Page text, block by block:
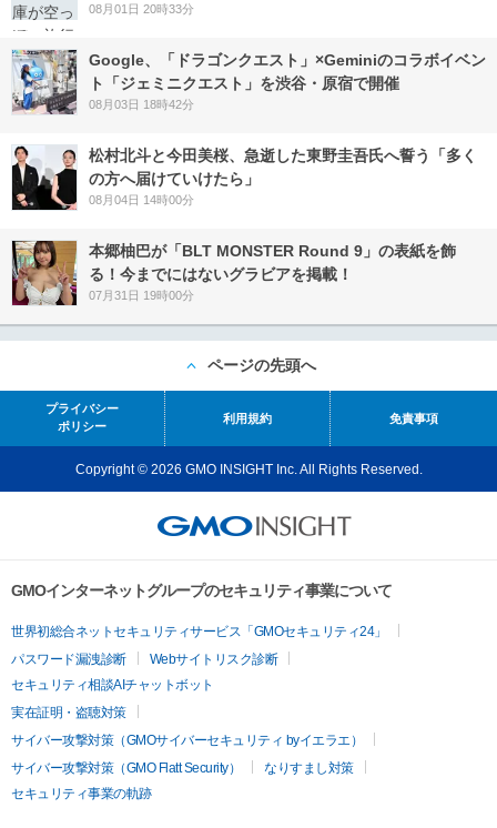
08月01日 20時33分
Google、「ドラゴンクエスト」×Geminiのコラボイベン
ト「ジェミニクエスト」を渋谷・原宿で開催
08月03日 18時42分
松村北斗と今田美桜、急逝した東野圭吾氏へ誓う「多く
の方へ届けていけたら」
08月04日 14時00分
本郷柚巴が「BLT MONSTER Round 9」の表紙を飾
る！今までにはないグラビアを掲載！
07月31日 19時00分
ページの先頭へ
プライバシー
ポリシー
利用規約 免責事項
Copyright © 2026 GMO INSIGHT Inc. All Rights Reserved.
GMOインターネットグループのセキュリティ事業について
世界初総合ネットセキュリティサービス「GMOセキュリティ24」
パスワード漏洩診断
Webサイトリスク診断
セキュリティ相談AIチャットボット
実在証明・盗聴対策
サイバー攻撃対策（GMOサイバーセキュリティ byイエラエ）
サイバー攻撃対策（GMO Flatt Security）
なりすまし対策
セキュリティ事業の軌跡